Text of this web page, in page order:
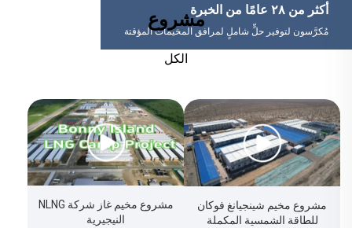
أكثر من ٢٨ عامًا من الخبرة
مُكرَّسون لتوفير حلٍّ شاملٍ لمرافق المخيمات المؤقتة
مشروع
الكل
مشروع مخيم شينجيانغ فوكان
للطاقة الشمسية المكملة
مشروع مخيم غاز شركة NLNG
النيجيرية